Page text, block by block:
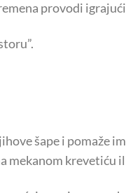
provodi igrajući
šape i pomaže
mekanom krevetiću